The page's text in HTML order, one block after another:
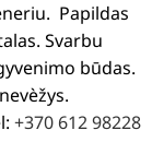
Papildas
Svarbu
būdas.
+370 612 98228